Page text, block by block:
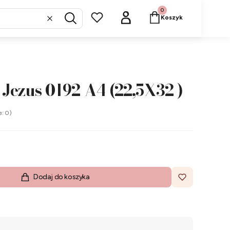
WyczyśćSzukaj
Produkty w koszyku:
Koszyk
0192 A4 (22,5X32 )
0)
Dodaj do koszyka